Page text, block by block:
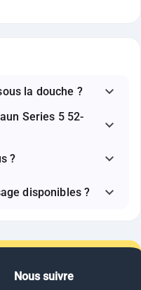
la douche ?
Series 5 52-
?
disponibles ?
Nous suivre